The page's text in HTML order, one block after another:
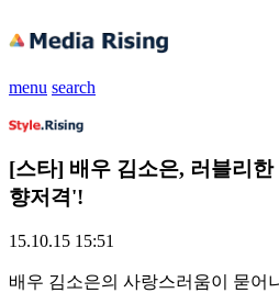
menu search
[스타] 배우 김소은, 러블리
향저격'!
15.10.15 15:51
배우 김소은의 사랑스러움이 묻어